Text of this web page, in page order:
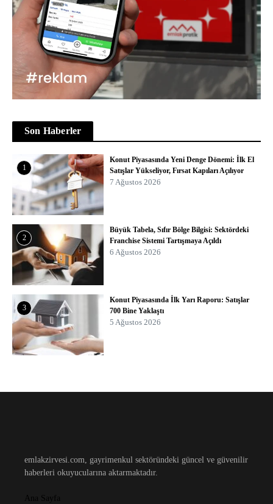
Son Haberler
1
Konut Piyasasında Yeni Denge Dönemi: İlk El
Satışlar Yükseliyor, Fırsat Kapıları Açılıyor
7 Ağustos 2026
2
Büyük Tabela, Sıfır Bölge Bilgisi: Sektördeki
Franchise Sistemi Tartışmaya Açıldı
6 Ağustos 2026
3
Konut Piyasasında İlk Yarı Raporu: Satışlar
700 Bine Yaklaştı
5 Ağustos 2026
emlakzirvesi.com, gayrimenkul sektöründeki güncel ve güvenilir
haberleri okuyucularına aktarmaktadır.
Ana Sayfa